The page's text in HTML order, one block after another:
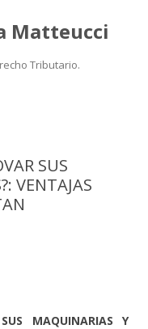
Matteucci
Tributario.
SUS
VENTAJAS
MAQUINARIAS Y